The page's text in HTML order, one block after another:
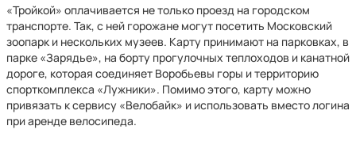
«Тройкой» оплачивается не только проезд на городском
транспорте. Так, с ней горожане могут посетить Московский
зоопарк и нескольких музеев. Карту принимают на парковках, в
парке «Зарядье», на борту прогулочных теплоходов и канатной
дороге, которая соединяет Воробьевы горы и территорию
спорткомплекса «Лужники». Помимо этого, карту можно
привязать к сервису «Велобайк» и использовать вместо логина
при аренде велосипеда.